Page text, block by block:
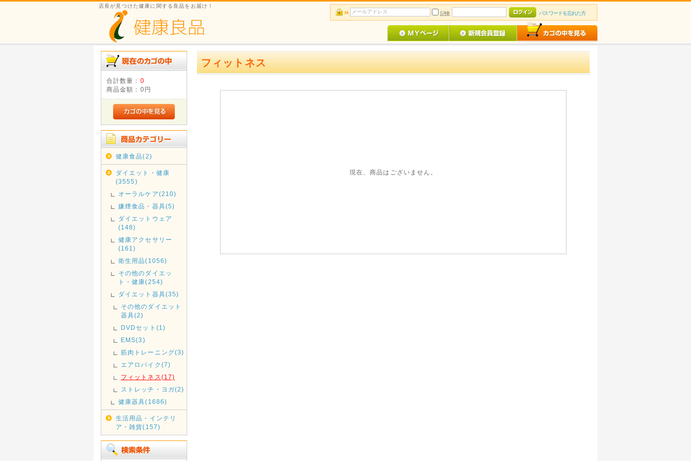
店長が見つけた健康に関する良品をお届け！
記憶
パスワードを忘れた方
合計数量： 0
商品金額： 0円
健康食品(2)
ダイエット・健康
(3555)
オーラルケア(210)
嫌煙食品・器具(5)
ダイエットウェア
(148)
健康アクセサリー
(161)
衛生用品(1056)
その他のダイエッ
ト・健康(254)
ダイエット器具(35)
その他のダイエット
器具(2)
DVDセット(1)
EMS(3)
筋肉トレーニング(3)
エアロバイク(7)
フィットネス(17)
ストレッチ・ヨガ(2)
健康器具(1686)
生活用品・インテリ
ア・雑貨(157)
フィットネス
現在、商品はございません。